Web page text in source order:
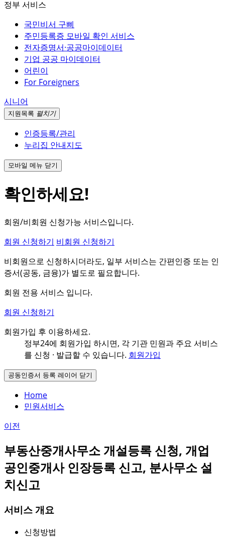
정부 서비스
국민비서 구삐
주민등록증 모바일 확인 서비스
전자증명서·공공마이데이터
기업 공공 마이데이터
어린이
For Foreigners
시니어
지원 목록 펼치기
인증등록/관리
누리집 안내지도
모바일 메뉴 닫기
확인하세요!
회원/비회원 신청가능 서비스입니다.
회원 신청하기 비회원 신청하기
비회원으로 신청하시더라도, 일부 서비스는 간편인증 또는 인
증서(공동, 금융)가 별도로 필요합니다.
회원 전용 서비스 입니다.
회원 신청하기
회원가입 후 이용하세요.
정부24에 회원가입 하시면, 각 기관 민원과 주요 서비스
를 신청 · 발급할 수 있습니다. 회원가입
공동인증서 등록 레이어 닫기
Home
민원서비스
이전
부동산중개사무소 개설등록 신청, 개업
공인중개사 인장등록 신고, 분사무소 설
치신고
서비스 개요
신청방법